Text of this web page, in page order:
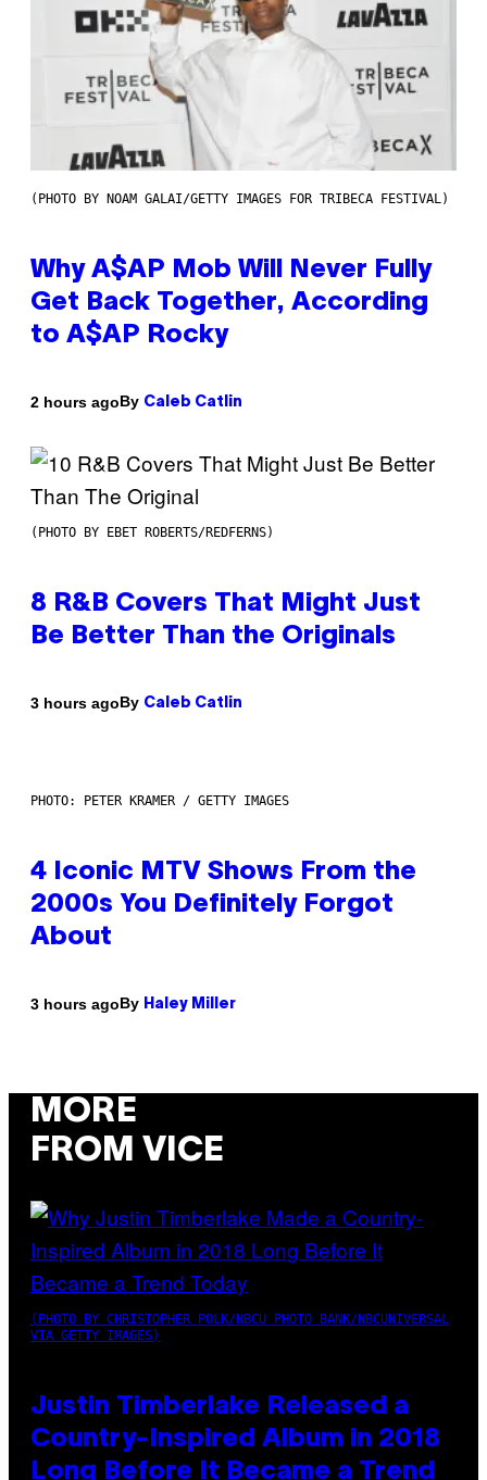
(PHOTO BY NOAM GALAI/GETTY IMAGES FOR TRIBECA FESTIVAL)
Why A$AP Mob Will Never Fully
Get Back Together, According
to A$AP Rocky
2 hours agoBy Caleb Catlin
(PHOTO BY EBET ROBERTS/REDFERNS)
8 R&B Covers That Might Just
Be Better Than the Originals
3 hours agoBy Caleb Catlin
PHOTO: PETER KRAMER / GETTY IMAGES
4 Iconic MTV Shows From the
2000s You Definitely Forgot
About
3 hours agoBy Haley Miller
MORE
FROM VICE
(PHOTO BY CHRISTOPHER POLK/NBCU PHOTO BANK/NBCUNIVERSAL
VIA GETTY IMAGES)
Justin Timberlake Released a
Country-Inspired Album in 2018
Long Before It Became a Trend